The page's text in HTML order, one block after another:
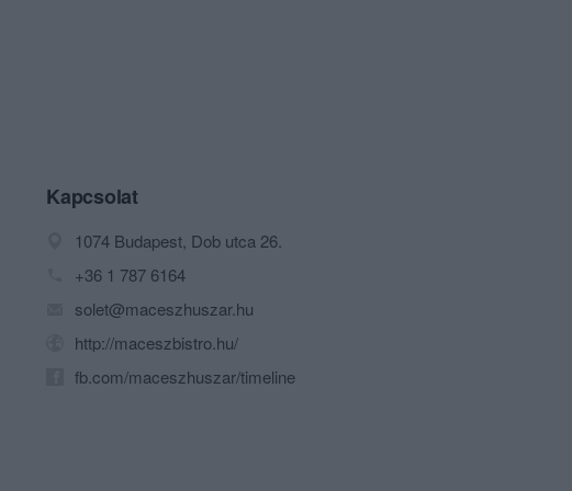
Kapcsolat
1074 Budapest, Dob utca 26.
+36 1 787 6164
solet@maceszhuszar.hu
http://maceszbistro.hu/
fb.com/maceszhuszar/timeline